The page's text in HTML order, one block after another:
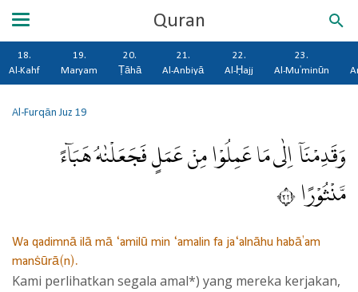
Quran
18.
Al-Kahf
19.
Maryam
20.
Ṭāhā
21.
Al-Anbiyā
22.
Al-Ḥajj
23.
Al-Mu'minūn
Al-FurqānJuz 19
وَقَدِمْنَآ اِلٰى مَا عَمِلُوْا مِنْ عَمَلٍ فَجَعَلْنٰهُ هَبَاۤءً
مَّنْثُوْرًا ٢٣
Wa qadimnā ilā mā ‘amilū min ‘amalin fa ja‘alnāhu habā'am
manṡūrā(n).
Kami perlihatkan segala amal*) yang mereka kerjakan,